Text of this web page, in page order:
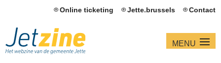
Online ticketing Jette.brussels Contact